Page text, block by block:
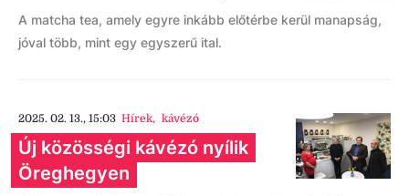
A matcha tea, amely egyre inkább előtérbe kerül manapság,
jóval több, mint egy egyszerű ital.
2025. 02. 13., 15:03 Hírek, kávézó
Új közösségi kávézó nyílik
Öreghegyen